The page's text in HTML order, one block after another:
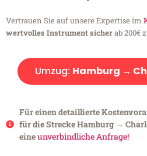
Vertrauen Sie auf unsere Expertise im
wertvolles Instrument sicherab 200€
Umzug: Hamburg →
Für einen detaillierte
für die Strecke Hamburg →
eineunverbindliche Anfrage!